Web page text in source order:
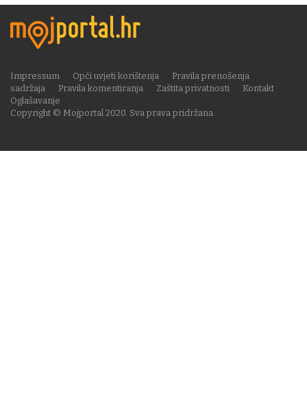
Copyright © Mojportal 2020. Sva prava pridržana.
Impressum Opći uvjeti korištenja
Pravila prenošenja
sadržaja
Pravila komentiranja Zaštita privatnosti
Kontakt
Oglašavanje